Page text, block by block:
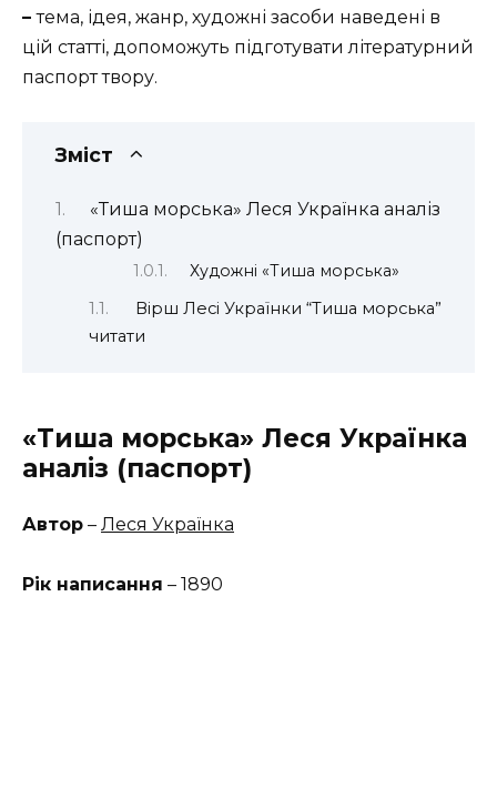
–тема, ідея, жанр, художні засоби наведені в
цій статті, допоможуть підготувати літературний
паспорт твору.
Зміст
«Тиша морська» Леся Українка аналіз
(паспорт)
Художні «Тиша морська»
Вірш Лесі Українки “Тиша морська”
читати
«Тиша морська» Леся Українка
аналіз (паспорт)
Автор – Леся Українка
Рік написання – 1890